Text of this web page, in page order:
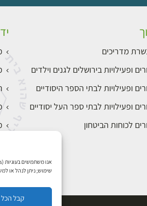
שימוש; ניתן לנהל או
קבל הכל
מדריכים
ופעילויות בירושלים לגנים וילדים
ופעילויות לבתי הספר היסודיים
ופעילויות לבתי ספר העל יסודיים
לכוחות הביטחון